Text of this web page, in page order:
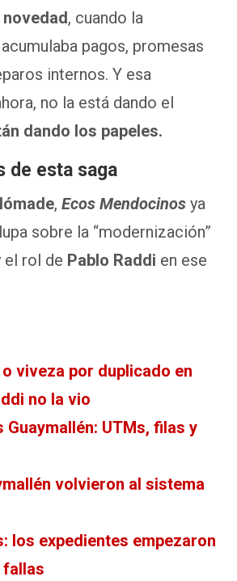
, cuando la
pagos, promesas
internos. Y esa
no la está dando el
dando los papeles.
de esta saga
, Ecos Mendocinos ya
sobre la “modernización”
el rol de Pablo Raddi en ese
viveza por duplicado en
no la vio
Guaymallén: UTMs, filas y
volvieron al sistema
los expedientes empezaron
fallas